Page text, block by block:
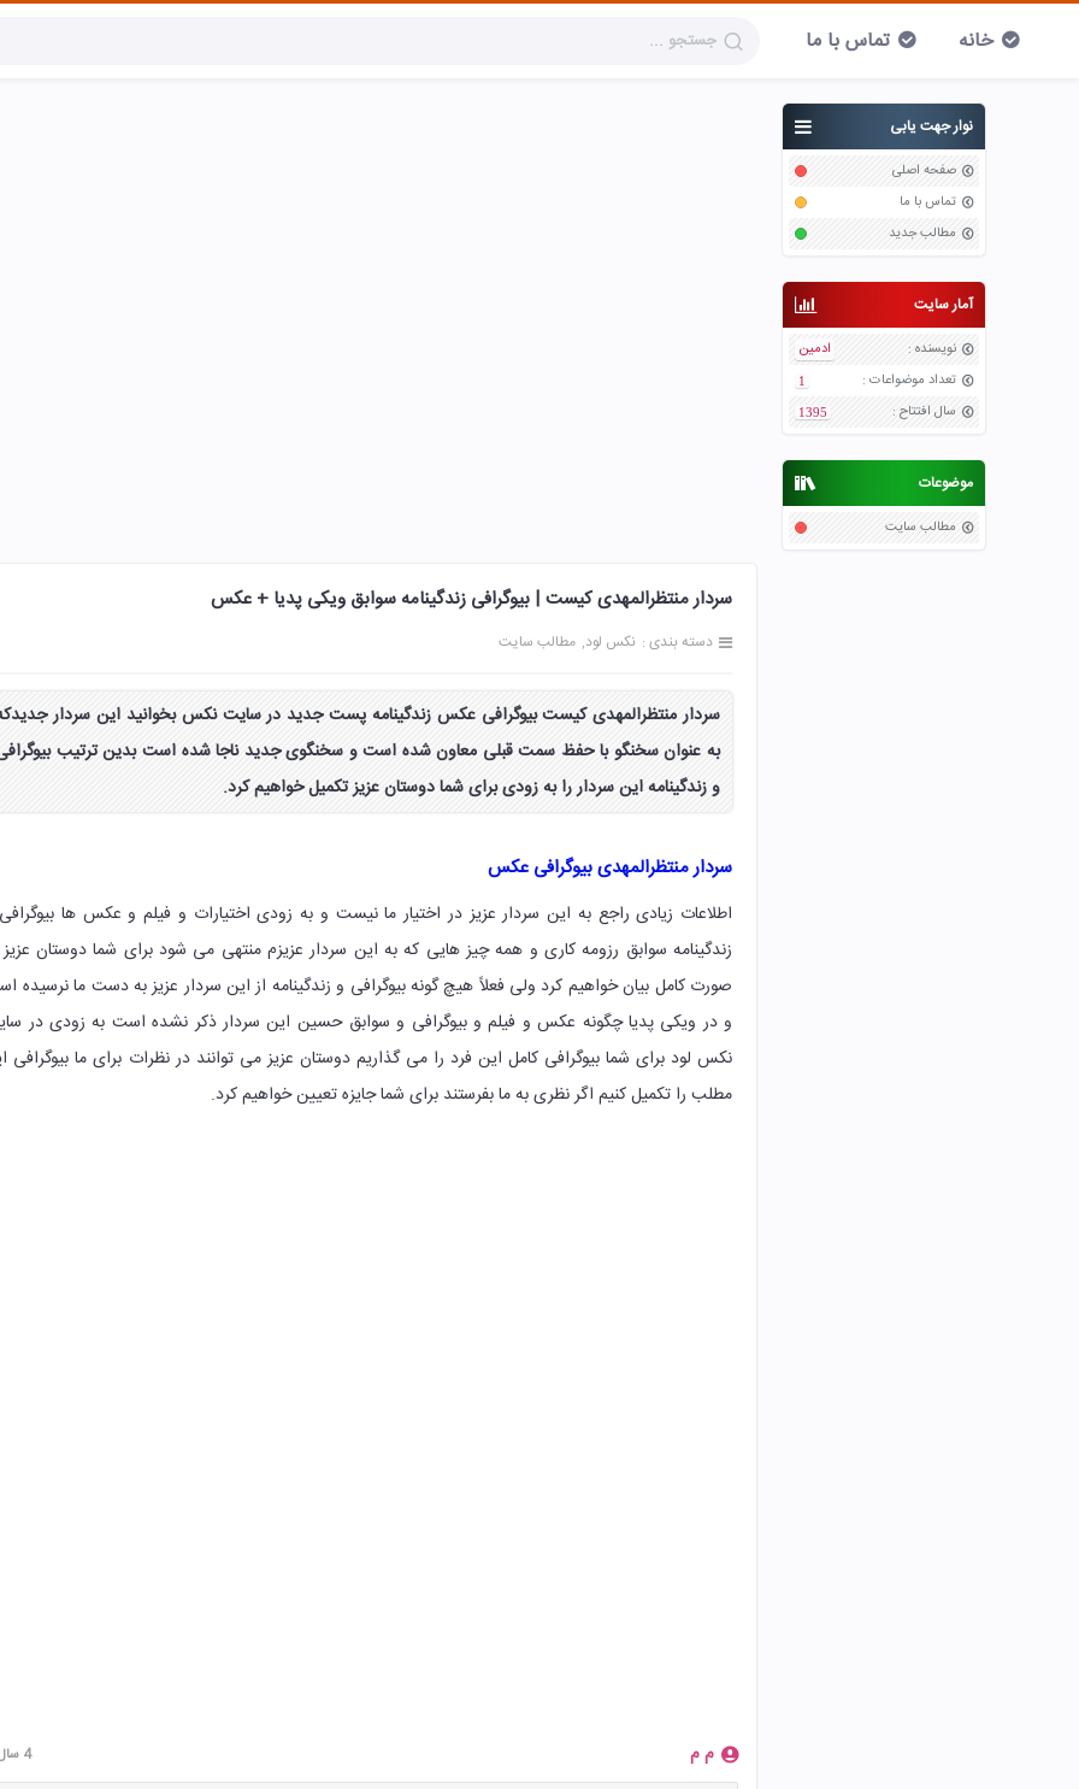
خانه تماس با ما
نوار جهت یابی
صفحه اصلی
تماس با ما
مطالب جدید
آمار سایت
نویسنده :
ادمین
تعداد موضواعات :
1
سال افتتاح :
1395
موضوعات
مطالب سایت
سردار منتظرالمهدی کیست | بیوگرافی زندگینامه سوابق ویکی پدیا + عکس
دسته بندی : نکس لود مطالب سایت
سردار منتظرالمهدی کیست بیوگرافی عکس زندگینامه پست جدید در سایت نکس بخوانید این سردار
به عنوان سخنگو با حفظ سمت قبلی معاون شده است و سخنگوی جدید ناجا شده است بدین ترتیب
و زندگینامه این سردار را به زودی برای شما دوستان عزیز تکمیل خواهیم کرد.
سردار منتظرالمهدی بیوگرافی عکس
اطلاعات زیادی راجع به این سردار عزیز در اختیار ما نیست و به زودی اختیارات و فیلم و عکس ها
زندگینامه سوابق رزومه کاری و همه چیز هایی که به این سردار عزیزم منتهی می شود برای شما دوستان
صورت کامل بیان خواهیم کرد ولی فعلاً هیچ گونه بیوگرافی و زندگینامه از این سردار عزیز به دست ما نرسیده
و در ویکی پدیا چگونه عکس و فیلم و بیوگرافی و سوابق حسین این سردار ذکر نشده است به زودی در
نکس لود برای شما بیوگرافی کامل این فرد را می گذاریم دوستان عزیز می توانند در نظرات برای ما بیوگرافی
مطلب را تکمیل کنیم اگر نظری به ما بفرستند برای شما جایزه تعیین خواهیم کرد.
م م 4 سال قبل